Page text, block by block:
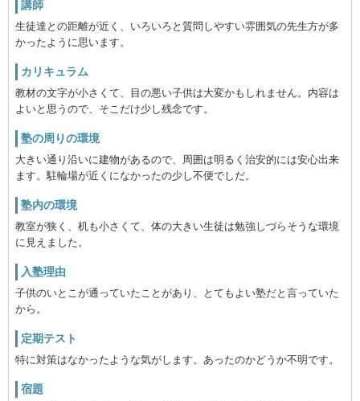
講師
生徒達との距離が近く、いろいろと質問しやすい雰囲気の先生方が多
かったように思います。
カリキュラム
教材の文字が小さくて、目の悪い子供は大変かもしれません。内容は
よいと思うので、そこだけ少し残念です。
塾の周りの環境
大きい通り沿いに建物があるので、周囲は明るく治安的には安心出来
ます。駐輪場が近くになかったの少し不便でしだ。
塾内の環境
教室が狭く、机も小さくて、体の大きい生徒は勉強しづらそうな環境
に見えました。
入塾理由
子供のいとこが通っていたことがあり、とてもよい塾だと言っていた
から。
定期テスト
特に対策はなかったような気がします。あったのかどうか不明です。
宿題